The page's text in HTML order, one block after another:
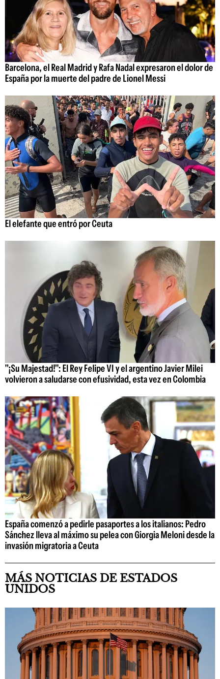
Barcelona, el Real Madrid y Rafa Nadal expresaron el dolor de
España por la muerte del padre de Lionel Messi
El elefante que entró por Ceuta
"¡Su Majestad!": El Rey Felipe VI y el argentino Javier Milei
volvieron a saludarse con efusividad, esta vez en Colombia
España comenzó a pedirle pasaportes a los italianos: Pedro
Sánchez lleva al máximo su pelea con Giorgia Meloni desde la
invasión migratoria a Ceuta
MÁS NOTICIAS DE ESTADOS
UNIDOS